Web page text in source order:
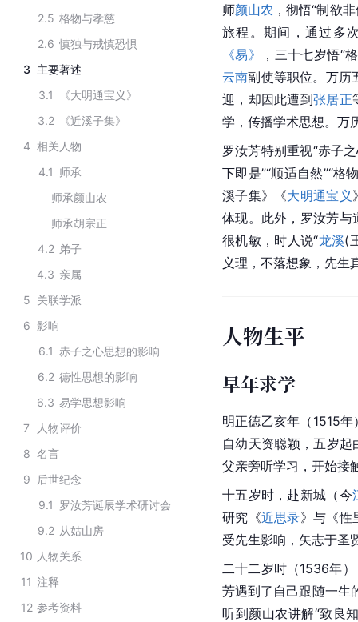
2.5 格物与孝慈
2.6 慎独与戒慎恐惧
3 主要著述
3.1
《大明通宝义》
3.2
《近溪子集》
4 相关人物
4.1 师承
师承颜山农
师承胡宗正
4.2 弟子
4.3 亲属
5 关联学派
6 影响
6.1 赤子之心思想的影响
6.2 德性思想的影响
6.3 易学思想影响
7
人物评价
8 名言
9
后世纪念
9.1 罗汝芳诞辰学术研讨会
9.2 从姑山房
10 人物关系
11 注释
12 参考资料
师颜山农 ，彻悟“制欲
旅程。期间，通过多
《易》
，三十七岁悟“
云南副使等职位。万历
迎，却因此遭到张居正
学，传播学术思想。万
罗汝芳特别重视“赤子
下即是”“顺适自然”“格
溪子集》《大明通宝义
体现。此外，罗汝芳与
很机敏，时人说“龙溪(
义理，不落想象，先生
人物生平
早年求学
明正德乙亥年 （1515
自幼天资聪颖，五岁起
父亲旁听学习，开始接
十五岁时，赴新城（今
研究《近思录》与《性
受先生影响，矢志于圣
二十二岁时（1536年
芳遇到了自己跟随一
听到颜山农讲解“致良